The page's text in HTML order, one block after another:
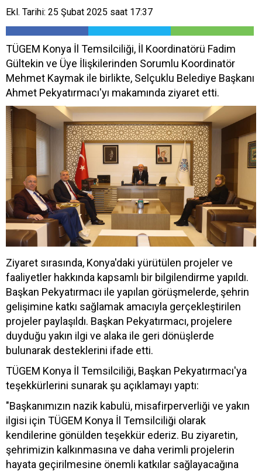
Ekl. Tarihi: 25 Şubat 2025 saat 17:37
TÜGEM Konya İl Temsilciliği, İl Koordinatörü Fadim
Gültekin ve Üye İlişkilerinden Sorumlu Koordinatör
Mehmet Kaymak ile birlikte, Selçuklu Belediye Başkanı
Ahmet Pekyatırmacı'yı makamında ziyaret etti.
Ziyaret sırasında, Konya'daki yürütülen projeler ve
faaliyetler hakkında kapsamlı bir bilgilendirme yapıldı.
Başkan Pekyatırmacı ile yapılan görüşmelerde, şehrin
gelişimine katkı sağlamak amacıyla gerçekleştirilen
projeler paylaşıldı. Başkan Pekyatırmacı, projelere
duyduğu yakın ilgi ve alaka ile geri dönüşlerde
bulunarak desteklerini ifade etti.
TÜGEM Konya İl Temsilciliği, Başkan Pekyatırmacı'ya
teşekkürlerini sunarak şu açıklamayı yaptı:
"Başkanımızın nazik kabulü, misafirperverliği ve yakın
ilgisi için TÜGEM Konya İl Temsilciliği olarak
kendilerine gönülden teşekkür ederiz. Bu ziyaretin,
şehrimizin kalkınmasına ve daha verimli projelerin
hayata geçirilmesine önemli katkılar sağlayacağına